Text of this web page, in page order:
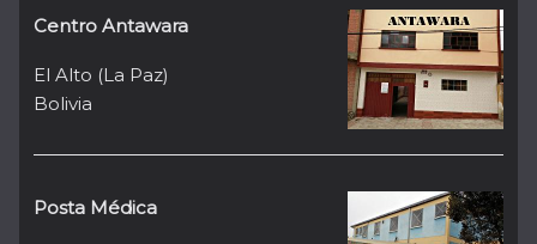
Centro Antawara
El Alto (La Paz)
Bolivia
Posta Médica